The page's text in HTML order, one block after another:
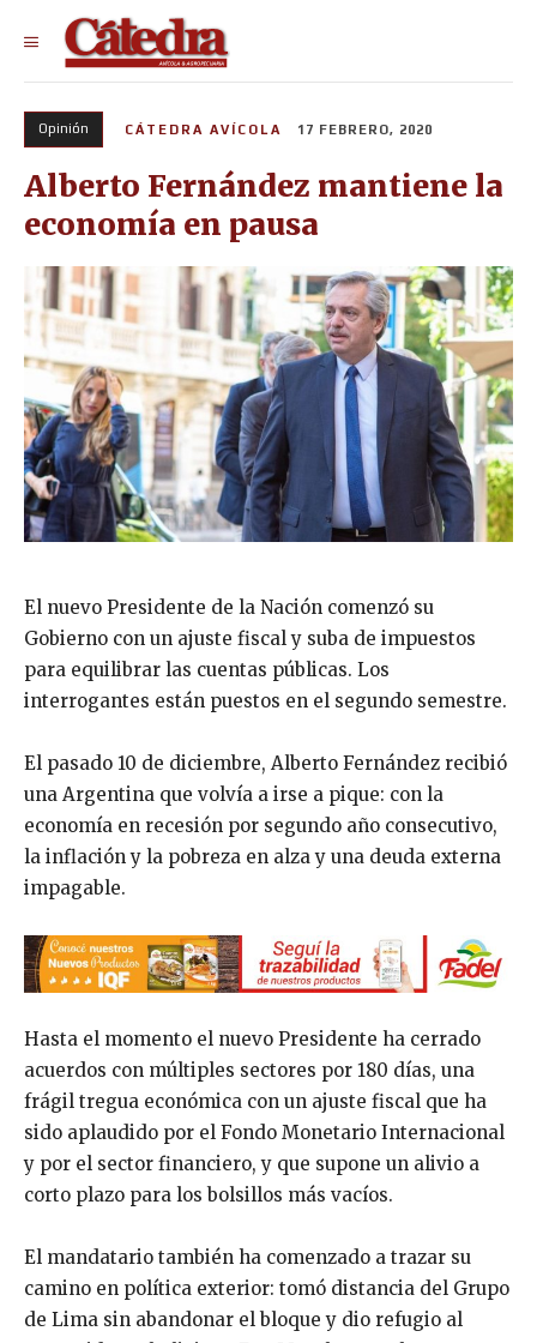
Opinión CÁTEDRA AVÍCOLA 17 FEBRERO, 2020
Alberto Fernández mantiene la
economía en pausa
El nuevo Presidente de la Nación comenzó su
Gobierno con un ajuste fiscal y suba de impuestos
para equilibrar las cuentas públicas. Los
interrogantes están puestos en el segundo semestre.
El pasado 10 de diciembre, Alberto Fernández recibió
una Argentina que volvía a irse a pique: con la
economía en recesión por segundo año consecutivo,
la inflación y la pobreza en alza y una deuda externa
impagable.
Hasta el momento el nuevo Presidente ha cerrado
acuerdos con múltiples sectores por 180 días, una
frágil tregua económica con un ajuste fiscal que ha
sido aplaudido por el Fondo Monetario Internacional
y por el sector financiero, y que supone un alivio a
corto plazo para los bolsillos más vacíos.
El mandatario también ha comenzado a trazar su
camino en política exterior: tomó distancia del Grupo
de Lima sin abandonar el bloque y dio refugio al